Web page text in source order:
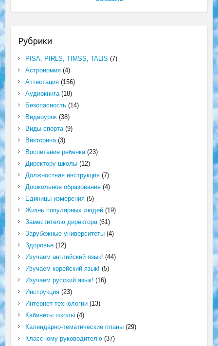
Рубрики
PISA, PIRLS, TIMSS, TALIS (7)
Астрономия(4)
Аттестация(156)
Аудиокнига(18)
Безопасность(14)
Видеоурок(38)
Виды спорта(9)
Викторина(3)
Воспитание ребёнка(23)
Директору школы(12)
Должностная инструкция(7)
Дошкольное образование(4)
Единицы измерения(5)
Жизнь популярных людей(19)
Заместителю директора(61)
Зарубежные университеты(4)
Здоровье(12)
Изучаем английский язык! (44)
Изучаем корейский язык! (5)
Изучаем русский язык! (16)
Инструкция(23)
Интернет технологии(13)
Кабинеты школы(4)
Календарно-тематические планы(29)
Классному руководителю(37)